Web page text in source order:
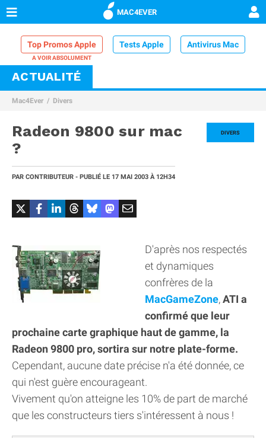
MAC4EVER
Top Promos Apple Tests Apple Antivirus Mac
VPN Mac
Comparatif iPhone
ACTUALITÉ
Mac4Ever Divers
DIVERS
Radeon 9800 sur mac
?
PAR CONTRIBUTEUR - PUBLIÉ LE 17 MAI 2003 À 12H34
D'après nos respectés
et dynamiques
confrères de la
MacGameZone,ATI a
confirmé que leur
prochaine carte graphique haut de gamme, la
Radeon 9800 pro, sortira sur notre plate-forme.
Cependant, aucune date précise n'a été donnée, ce
qui n'est guère encourageant.
Vivement qu'on atteigne les 10% de part de marché
que les constructeurs tiers s'intéressent à nous !